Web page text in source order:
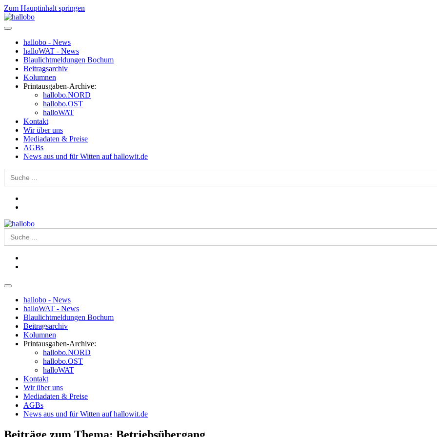
Zum Hauptinhalt springen
hallobo - News
halloWAT - News
Blaulichtmeldungen Bochum
Beitragsarchiv
Kolumnen
Printausgaben-Archive:
hallobo.NORD
hallobo.OST
halloWAT
Kontakt
Wir über uns
Mediadaten & Preise
AGBs
News aus und für Witten auf hallowit.de
Search
for:
Search
for:
hallobo - News
halloWAT - News
Blaulichtmeldungen Bochum
Beitragsarchiv
Kolumnen
Printausgaben-Archive:
hallobo.NORD
hallobo.OST
halloWAT
Kontakt
Wir über uns
Mediadaten & Preise
AGBs
News aus und für Witten auf hallowit.de